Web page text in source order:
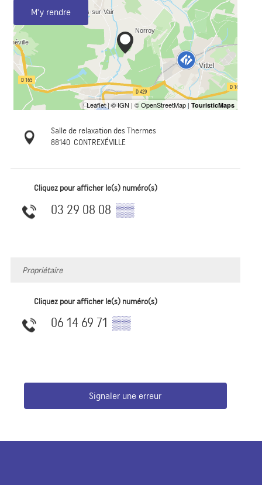
M'y rendre
Salle de relaxation des Thermes
88140 CONTREXÉVILLE
Cliquez pour afficher le(s) numéro(s)
03 29 08 08 ▒▒
Propriétaire
Cliquez pour afficher le(s) numéro(s)
06 14 69 71 ▒▒
Signaler une erreur